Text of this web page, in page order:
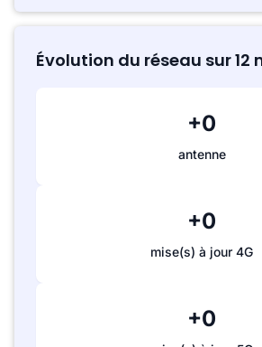
Évolution du réseau sur 12
+0
antenne
+0
mise(s) à jour 4G
+0